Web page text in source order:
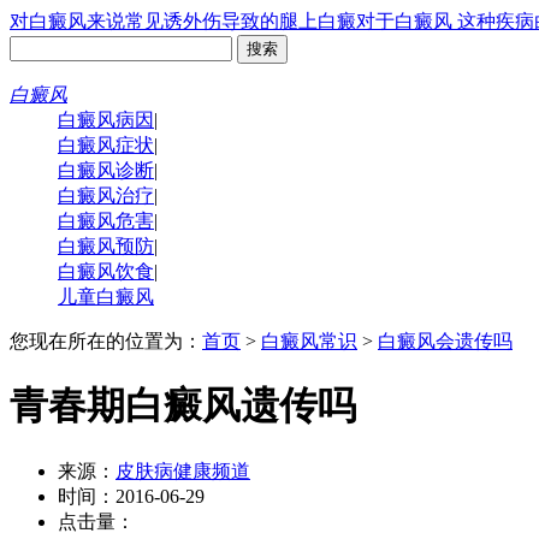
对白癜风来说常见诱外伤导致的腿上白癜对于白癜风 这种疾病
白癜风
白癜风病因 |
白癜风症状|
白癜风诊断|
白癜风治疗|
白癜风危害|
白癜风预防|
白癜风饮食|
儿童白癜风
您现在所在的位置为： 首页 > 白癜风常识 > 白癜风会遗传吗
青春期白癜风遗传吗
来源： 皮肤病健康频道
时间：2016-06-29
点击量：